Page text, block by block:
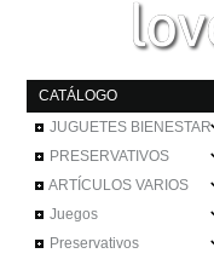
CATÁLOGO
JUGUETES BIENESTAR
PRESERVATIVOS
ARTÍCULOS VARIOS
Juegos
Preservativos